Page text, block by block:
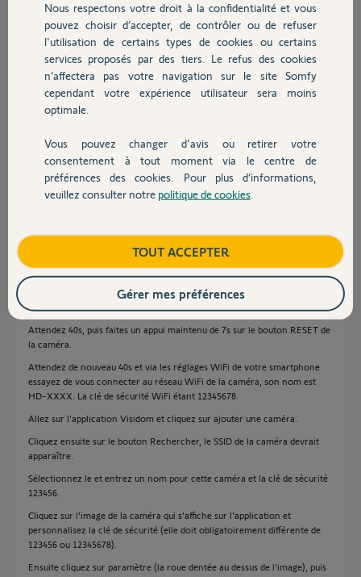
Chauffage
Autres produits
Devis avec un pro
Contact
Donjeje
il y a presque 7 ans
Participer au fil de discussion
Réponses
Bonjour Donjeje,
Débranchez le câble Ethernet de votre Caméra s'il était raccordé.
Supprimez la caméra enregistrée de votre application Visidom (si vous
Débranchez votre caméra une dizaine de secondes et rebranchez-la
Attendez 40s, puis faites un appui maintenu de 7s sur le bouton RESET de
la caméra.
Attendez de nouveau 40s et via les réglages WiFi de votre smartphone
essayez de vous connecter au réseau WiFi de la caméra, son nom est
HD-XXXX. La clé de sécurité WiFi étant 12345678.
Allez sur l'application Visidom et cliquez sur ajouter une caméra.
Cliquez ensuite sur le bouton Rechercher, le SSID de la caméra devrait
apparaître.
Sélectionnez le et entrez un nom pour cette caméra et la clé de sécurité
123456.
Cliquez sur l'image de la caméra qui s'affiche sur l'application et
personnalisez la clé de sécurité (elle doit obligatoirement différente de
123456 ou 12345678).
Ensuite cliquez sur paramètre (la roue dentée au dessus de l'image), puis
Nous respectons votre droit à la confidentialité et vous
pouvez choisir d’accepter, de contrôler ou de refuser
l'utilisation de certains types de cookies ou certains
services proposés par des tiers. Le refus des cookies
n’affectera pas votre navigation sur le site Somfy
cependant votre expérience utilisateur sera moins
optimale.
Vous pouvez changer d'avis ou retirer votre
consentement à tout moment via le centre de
préférences des cookies. Pour plus d’informations,
veuillez consulter notre politique de cookies
TOUT ACCEPTER
Gérer mes préférences